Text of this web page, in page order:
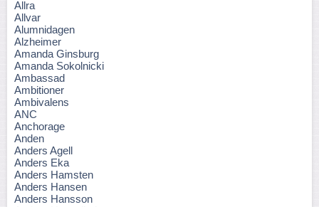
Allra
Allvar
Alumnidagen
Alzheimer
Amanda Ginsburg
Amanda Sokolnicki
Ambassad
Ambitioner
Ambivalens
ANC
Anchorage
Anden
Anders Agell
Anders Eka
Anders Hamsten
Anders Hansen
Anders Hansson